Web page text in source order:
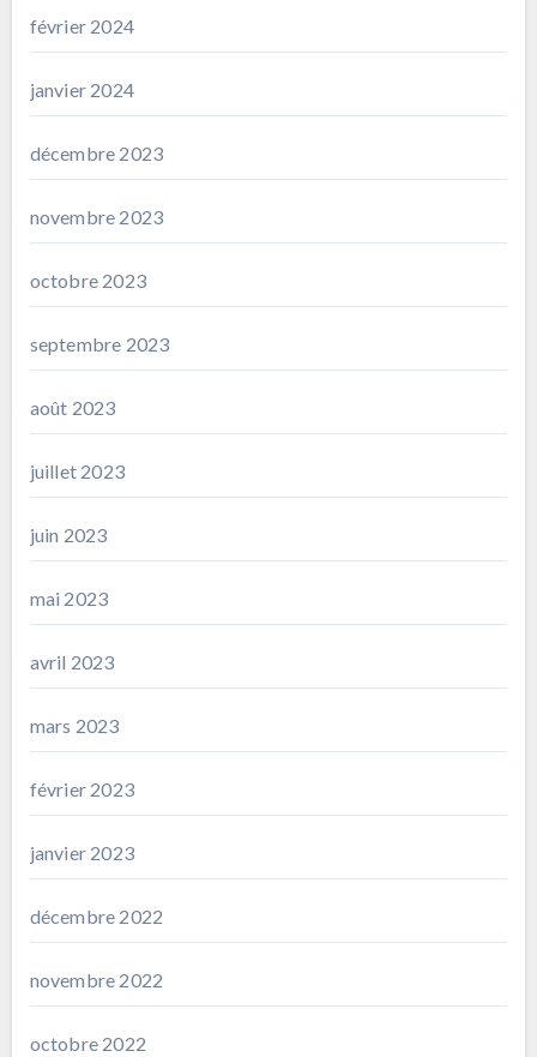
février 2024
janvier 2024
décembre 2023
novembre 2023
octobre 2023
septembre 2023
août 2023
juillet 2023
juin 2023
mai 2023
avril 2023
mars 2023
février 2023
janvier 2023
décembre 2022
novembre 2022
octobre 2022